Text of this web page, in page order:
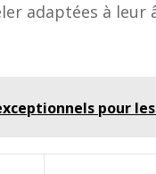
adaptées à
pour